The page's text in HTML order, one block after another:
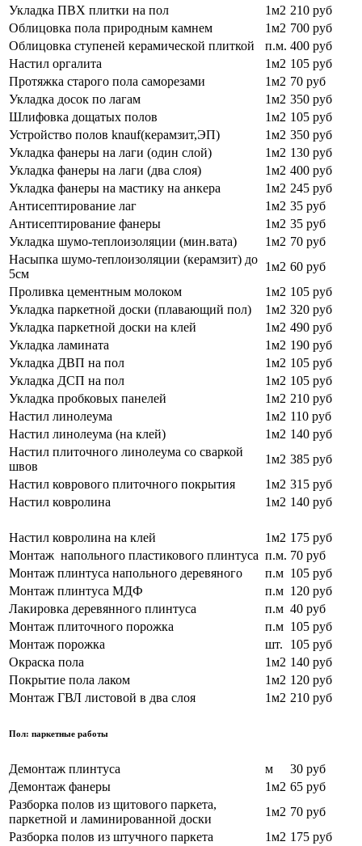
Укладка ПВХ плитки на пол
1м2 210 руб
Облицовка пола природным камнем
1м2 700 руб
Облицовка ступеней керамической плиткой
п.м. 400 руб
Настил оргалита
1м2 105 руб
Протяжка старого пола саморезами
1м2 70 руб
Укладка досок по лагам
1м2 350 руб
Шлифовка дощатых полов
1м2 105 руб
Устройство полов knauf(керамзит,ЭП)
1м2 350 руб
Укладка фанеры на лаги (один слой)
1м2 130 руб
Укладка фанеры на лаги (два слоя)
1м2 400 руб
Укладка фанеры на мастику на анкера
1м2 245 руб
Антисептирование лаг
1м2 35 руб
Антисептирование фанеры
1м2 35 руб
Укладка шумо-теплоизоляции (мин.вата)
1м2 70 руб
Насыпка шумо-теплоизоляции (керамзит) до
5см
1м2 60 руб
Проливка цементным молоком
1м2 105 руб
Укладка паркетной доски (плавающий пол)
1м2 320 руб
Укладка паркетной доски на клей
1м2 490 руб
Укладка ламината
1м2 190 руб
Укладка ДВП на пол
1м2 105 руб
Укладка ДСП на пол
1м2 105 руб
Укладка пробковых панелей
1м2 210 руб
Настил линолеума
1м2 110 руб
Настил линолеума (на клей)
1м2 140 руб
Настил плиточного линолеума со сваркой
швов
1м2 385 руб
Настил коврового плиточного покрытия
1м2 315 руб
Настил ковролина
1м2 140 руб
Настил ковролина на клей 1м2 175 руб
Монтаж напольного пластикового плинтуса п.м. 70 руб
Монтаж плинтуса напольного деревяного
п.м 105 руб
Монтаж плинтуса МДФ
п.м 120 руб
Лакировка деревянного плинтуса
п.м 40 руб
Монтаж плиточного порожка
п.м 105 руб
Монтаж порожка
шт.
105 руб
Окраска пола
1м2 140 руб
Покрытие пола лаком
1м2 120 руб
Монтаж ГВЛ листовой в два слоя
1м2 210 руб
Пол: паркетные работы
Демонтаж плинтуса м
30 руб
Демонтаж фанеры
1м2 65 руб
Разборка полов из щитового паркета,
паркетной и ламинированной доски
1м2 70 руб
Разборка полов из штучного паркета
1м2 175 руб